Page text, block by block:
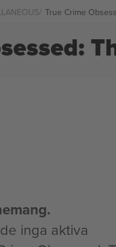
True Crime
inga aktiva